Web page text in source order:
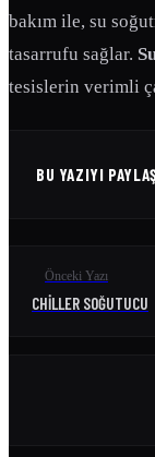
bakım ile, su
tasarrufu sağlar.
tesislerin verimli
BU YAZIYI
Önceki Yazı
CHILLER SOĞUTUCU